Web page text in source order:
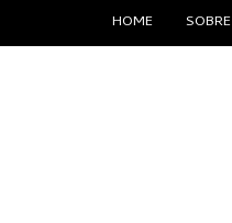
HOME SOBRE